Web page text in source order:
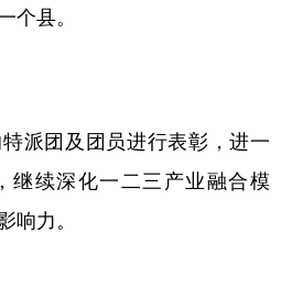
个县。
团及团员进行表彰，进一
继续深化一二三产业融合模
响力。